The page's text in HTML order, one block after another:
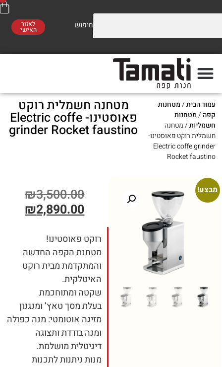
לראות! ברכישה מעל 300 ₪
/מטחנות
/ מטחנה
פאוסטינו-
Electric
מטחנה חשמלית רוקט
פאוסטינו- Electric coffe
grinder Rocket faustino
₪3,500.00
₪2,890.00
רוקט פאוסטינו!
מטחנת הקפה החדשה
והמתקדמת מבית רוקט
האיטלקית.
שקטה ומתוחכמת
בעלת מסך טאץ’ ומנגנון
מזיגה אוטומטי: מנה כפולה
ומנה בודדת ותצוגה
דיגיטלית מושלמת.
מנות ניתנות לתכנות